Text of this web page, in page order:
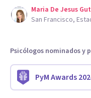
Maria De Jesus
San Francisco,
Psicólogos nominados y
PyM Awards